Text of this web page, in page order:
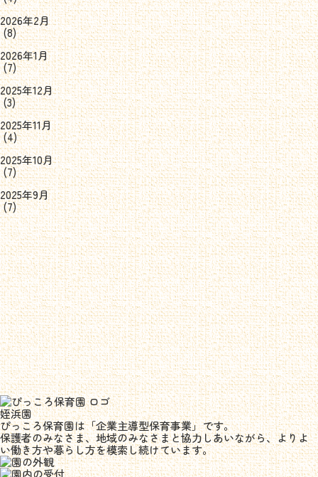
2026年2月
(8)
2026年1月
(7)
2025年12月
(3)
2025年11月
(4)
2025年10月
(7)
2025年9月
(7)
姪浜園
ぴっころ保育園は「企業主導型保育事業」です。
保護者のみなさま、地域のみなさまと協力しあいながら、よりよ
い働き方や暮らし方を模索し続けています。